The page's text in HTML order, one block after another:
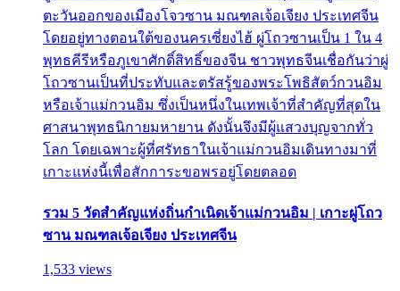
ตะวันออกของเมืองโจวซาน มณฑลเจ้อเจียง ประเทศจีน
โดยอยู่ทางตอนใต้ของนครเซี่ยงไฮ้ ผู่โถวซานเป็น 1 ใน 4
พุทธคีรีหรือภูเขาศักดิ์สิทธิ์ของจีน ชาวพุทธจีนเชื่อกันว่าผู่
โถวซานเป็นที่ประทับและตรัสรู้ของพระโพธิสัตว์กวนอิม
หรือเจ้าแม่กวนอิม ซึ่งเป็นหนึ่งในเทพเจ้าที่สำคัญที่สุดใน
ศาสนาพุทธนิกายมหายาน ดังนั้นจึงมีผู้แสวงบุญจากทั่ว
โลก โดยเฉพาะผู้ที่ศรัทธาในเจ้าแม่กวนอิมเดินทางมาที่
เกาะแห่งนี้เพื่อสักการะขอพรอยู่โดยตลอด
รวม 5 วัดสำคัญแห่งถิ่นกำเนิดเจ้าแม่กวนอิม | เกาะผู่โถว
ซาน มณฑลเจ้อเจียง ประเทศจีน
1,533 views